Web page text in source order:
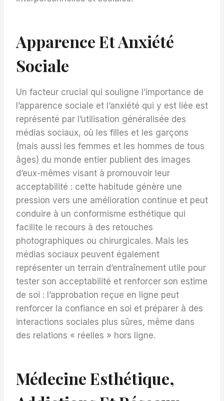
Apparence Et Anxiété
Sociale
Un facteur crucial qui souligne l’importance de
l’apparence sociale et l’anxiété qui y est liée est
représenté par l’utilisation généralisée des
médias sociaux, où les filles et les garçons
(mais aussi les femmes et les hommes de tous
âges) du monde entier publient des images
d’eux-mêmes visant à promouvoir leur
acceptabilité : cette habitude génère une
pression vers une amélioration continue et peut
conduire à un conformisme esthétique qui
facilite le recours à des retouches
photographiques ou chirurgicales. Mais les
médias sociaux peuvent également
représenter un terrain d’entraînement utile pour
tester son acceptabilité et renforcer son estime
de soi : l’approbation reçue en ligne peut
renforcer la confiance en soi et préparer à des
interactions sociales plus sûres, même dans
des relations « réelles » hors ligne.
Médecine Esthétique,